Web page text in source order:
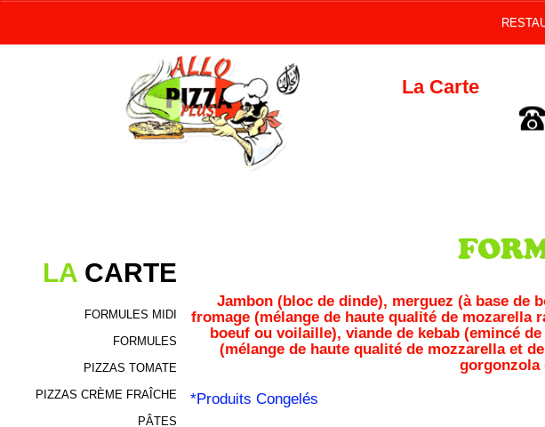
La Carte
LA CARTE
FORMULES MIDI
FORMULES
PIZZAS TOMATE
PIZZAS CRÈME FRAÎCHE
PÂTES
Jambon (bloc de dinde), merguez (à base de
fromage (mélange de haute qualité de mozarella
boeuf ou voilaille), viande de kebab (emincé
(mélange de haute qualité de mozzarella et
gorgonzola
*Produits Congelés